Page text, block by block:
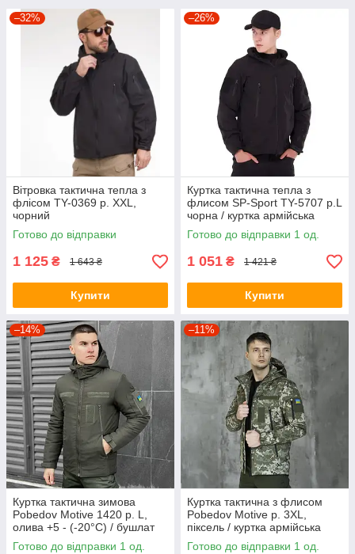
–32%
Вітровка тактична тепла з
флісом TY-0369 р. XXL,
чорний
Готово до відправки
1 125 ₴ 1 643 ₴
Купити
–26%
Куртка тактична тепла з
флисом SP-Sport TY-5707 р.L
чорна / куртка армійська
Готово до відправки 1 од.
1 051 ₴ 1 421 ₴
Купити
–14%
Куртка тактична зимова
Pobedov Motive 1420 р. L,
олива +5 - (-20°С) / бушлат
зимовий
Готово до відправки 1 од.
–11%
Куртка тактична з флисом
Pobedov Motive р. 3XL,
піксель / куртка армійська
Soft Shell весна осінь
Готово до відправки 1 од.